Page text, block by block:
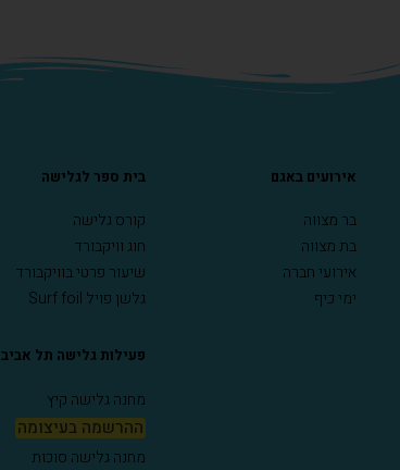
אירועים באגם
בר מצווה
בת מצווה
אירועי חברה
ימי כיף
בית ספר לגלישה
קורס גלישה
חוג וויקבורד
שיעור פרטי בוויקבורד
גלשן פויל Surf foil
פעילות גלישה תל אביב
מחנה גלישה קיץ
ההרשמה בעיצומה
מחנה גלישה סוכות